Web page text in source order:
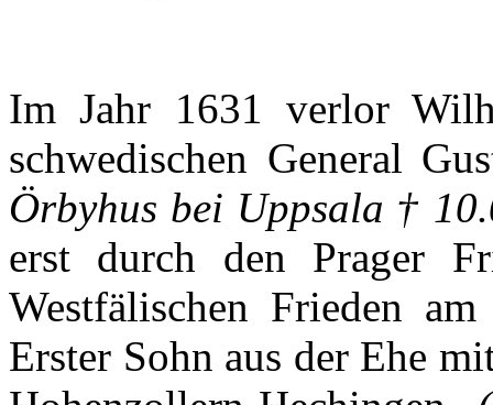
Im Jahr 1631 verlor
schwedischen General
Örbyhus bei Uppsala †
erst durch den Prager
Westfälischen Frieden
Erster Sohn aus der Ehe